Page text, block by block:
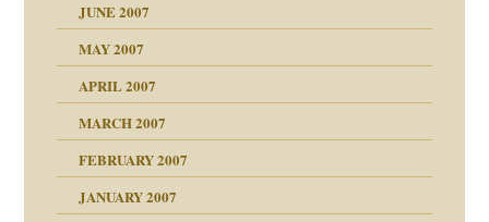
JUNE 2007
MAY 2007
APRIL 2007
MARCH 2007
FEBRUARY 2007
JANUARY 2007